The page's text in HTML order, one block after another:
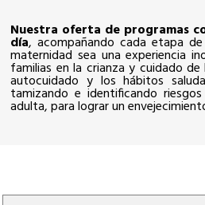
Nuestra oferta de programas
día, acompañando cada etapa
maternidad sea una experiencia
familias en la crianza y cuidado
autocuidado y los hábitos
tamizando e identificando
adulta, para lograr un